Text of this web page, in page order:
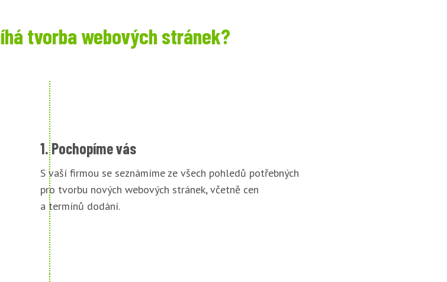
tvorba webových stránek?
1. Pochopíme vás
S vaší firmou se seznámíme ze všech pohledů potřebných
pro tvorbu nových webových stránek, včetně cen
a termínů dodání.